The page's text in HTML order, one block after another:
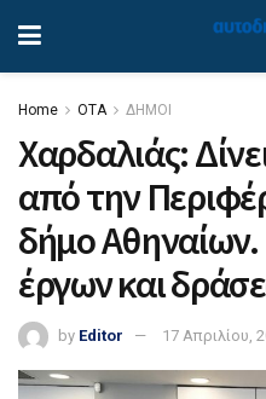
Home ΟΤΑ ΔΗΜΟΙ
Χαρδαλιάς:
από την
δήμο Αθηναίων.
έργων και
by Editor 17 Απριλίου,